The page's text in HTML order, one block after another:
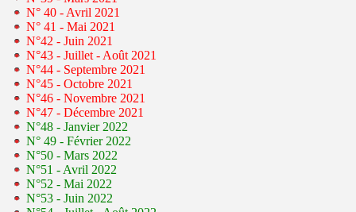
N° 40 - Avril 2021
N° 41 - Mai 2021
N°42 - Juin 2021
N°43 - Juillet - Août 2021
N°44 - Septembre 2021
N°45 - Octobre 2021
N°46 - Novembre 2021
N°47 - Décembre 2021
N°48 - Janvier 2022
N° 49 - Février 2022
N°50 - Mars 2022
N°51 - Avril 2022
N°52 - Mai 2022
N°53 - Juin 2022